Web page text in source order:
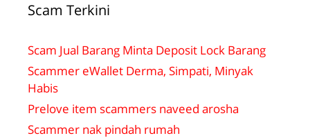
Scam Terkini
Scam Jual Barang Minta Deposit Lock Barang
Scammer eWallet Derma, Simpati, Minyak
Habis
Prelove item scammers naveed arosha
Scammer nak pindah rumah